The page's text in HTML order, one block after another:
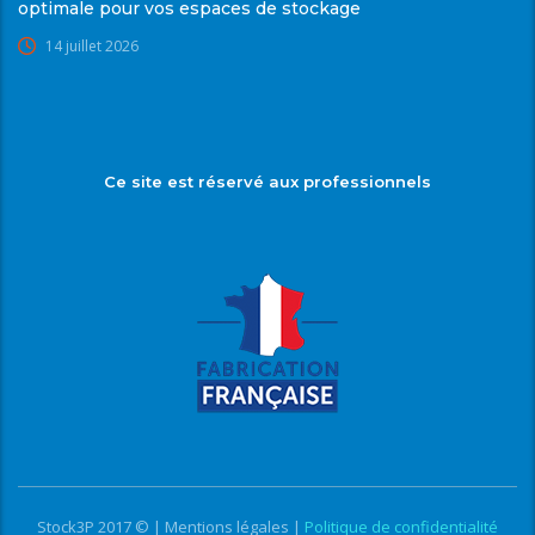
optimale pour vos espaces de stockage
14 juillet 2026
Ce site est réservé aux professionnels
Stock3P 2017 © | Mentions légales | Politique de confidentialité